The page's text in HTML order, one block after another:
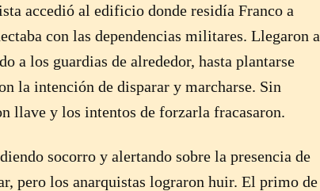
accedió al edificio donde residía Franco a
con las dependencias militares. Llegaron a
a los guardias de alrededor, hasta plantarse
la intención de disparar y marcharse. Sin
llave y los intentos de forzarla fracasaron.
socorro y alertando sobre la presencia de
pero los anarquistas lograron huir. El primo de